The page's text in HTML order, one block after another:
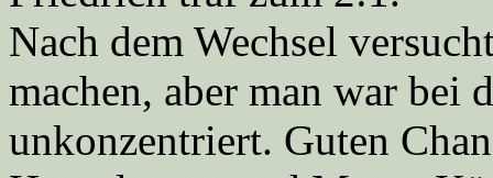
Nach dem Wechsel
machen, aber man war bei
unkonzentriert. Guten